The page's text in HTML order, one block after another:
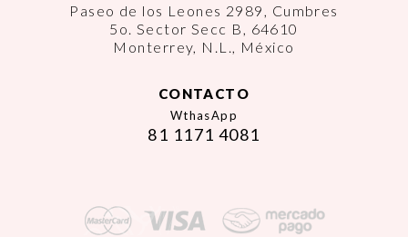
Paseo de los Leones 2989, Cumbres
5o. Sector Secc B, 64610
Monterrey, N.L., México
CONTACTO
WthasApp
81 1171 4081